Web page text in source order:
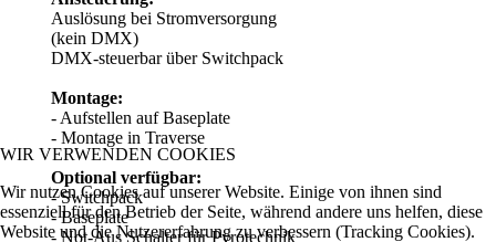
Auslösung bei Stromversorgung
(kein DMX)
DMX-steuerbar über Switchpack
Montage:
- Aufstellen auf Baseplate
- Montage in Traverse
Optional verfügbar:
- Switchpack
- Baseplate
- Not-Aus Schalter für Pyrotechnik
WIR VERWENDEN COOKIES
Wir nutzen Cookies auf unserer Website. Einige von ihnen sind
essenziell für den Betrieb der Seite, während andere uns helfen, diese
Website und die Nutzererfahrung zu verbessern (Tracking Cookies).